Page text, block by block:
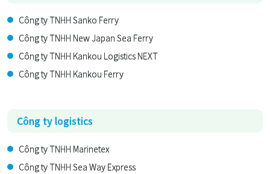
Công ty TNHH Sanko Ferry
Công ty TNHH New Japan Sea Ferry
Công ty TNHH Kankou Logistics NEXT
Công ty TNHH Kankou Ferry
Công ty logistics
Công ty TNHH Marinetex
Công ty TNHH Sea Way Express